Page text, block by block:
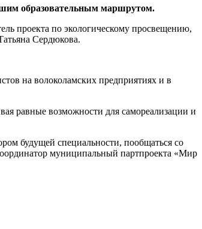
образовательным маршрутом.
проекта по экологическому просвещению,
Сердюкова.
на волоколамских предприятиях и в
равные возможности для самореализации и
будущей специальности, пообщаться со
муниципальный партпроекта «Мир